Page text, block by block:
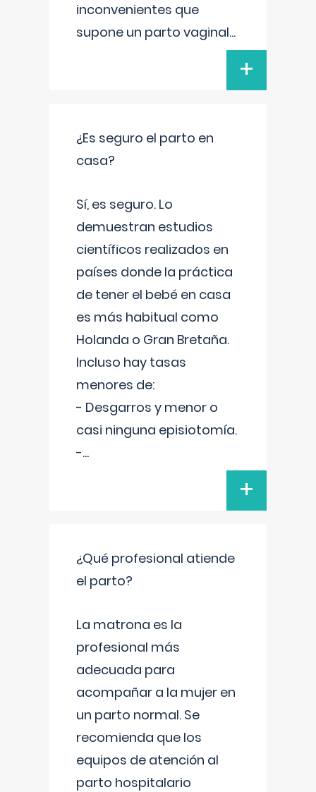
inconvenientes que
supone un parto vaginal...
+
¿Es seguro el parto en
casa?
Sí, es seguro. Lo
demuestran estudios
científicos realizados en
países donde la práctica
de tener el bebé en casa
es más habitual como
Holanda o Gran Bretaña.
Incluso hay tasas
menores de:
- Desgarros y menor o
casi ninguna episiotomía.
-...
+
¿Qué profesional atiende
el parto?
La matrona es la
profesional más
adecuada para
acompañar a la mujer en
un parto normal. Se
recomienda que los
equipos de atención al
parto hospitalario